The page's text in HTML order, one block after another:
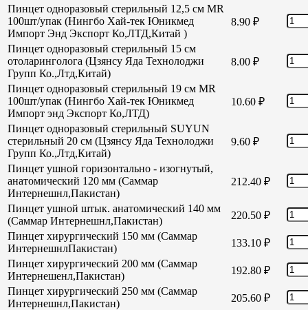
Пинцет одноразовый стерильный 12,5 см MR
100шт/упак (Нингбо Хай-тек Юникмед
Импорт Энд Экспорт Ко,ЛТД,Китай )
8.90 ₽
Пинцет одноразовый стерильный 15 см
отоларинголога (Цзянсу Яда Технолоджи
Групп Ко.,Лтд,Китай)
8.00 ₽
Пинцет одноразовый стерильный 19 см MR
100шт/упак (Нингбо Хай-тек Юникмед
Импорт энд Экспорт Ко,ЛТД)
10.60 ₽
Пинцет одноразовый стерильный SUYUN
стерильный 20 см (Цзянсу Яда Технолоджи
Групп Ко.,Лтд,Китай)
9.60 ₽
Пинцет ушной горизонтально - изогнутый,
анатомический 120 мм (Саммар
Интернешнл,Пакистан)
212.40 ₽
Пинцет ушной штык. анатомический 140 мм
(Саммар Интернешнл,Пакистан)
220.50 ₽
Пинцет хирургический 150 мм (Саммар
ИнтернешнлПакистан)
133.10 ₽
Пинцет хирургический 200 мм (Саммар
Интернешенл,Пакистан)
192.80 ₽
Пинцет хирургический 250 мм (Саммар
Интернешнл,Пакистан)
205.60 ₽